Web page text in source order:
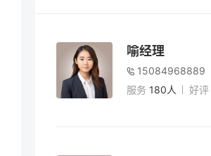
喻经理
15084968889
服务 180人 好评